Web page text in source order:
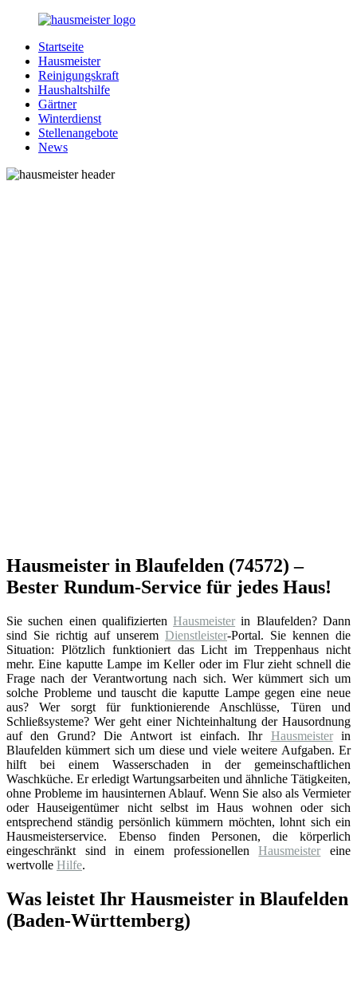
Zurück
Inhalt
Hausmeister.de
Alles
rund
Ihren
Haushalt
Startseite
Hausmeister
Reinigungskraft
Haushaltshilfe
Gärtner
Winterdienst
Stellenangebote
News
Hausmeister in Blaufelden (74572) –
Bester Rundum-Service für jedes Haus!
Sie suchen einen qualifiziertenHausmeister in Blaufelden? Dann
sind Sie richtig auf unserem Dienstleister-Portal. Sie kennen die
Situation: Plötzlich funktioniert das Licht im Treppenhaus nicht
mehr. Eine kaputte Lampe im Keller oder im Flur zieht schnell die
Frage nach der Verantwortung nach sich. Wer kümmert sich um
solche Probleme und tauscht die kaputte Lampe gegen eine neue
aus? Wer sorgt für funktionierende Anschlüsse, Türen und
Schließsysteme? Wer geht einer Nichteinhaltung der Hausordnung
auf den Grund? Die Antwort ist einfach. Ihr Hausmeisterin
Blaufelden kümmert sich um diese und viele weitere Aufgaben. Er
hilft bei einem Wasserschaden in der gemeinschaftlichen
Waschküche. Er erledigt Wartungsarbeiten und ähnliche Tätigkeiten,
ohne Probleme im hausinternen Ablauf. Wenn Sie also als Vermieter
oder Hauseigentümer nicht selbst im Haus wohnen oder sich
entsprechend ständig persönlich kümmern möchten, lohnt sich ein
Hausmeisterservice. Ebenso finden Personen, die körperlich
eingeschränkt sind in einem professionellenHausmeister eine
wertvolle Hilfe.
Was leistet Ihr Hausmeister in Blaufelden
(Baden-Württemberg)